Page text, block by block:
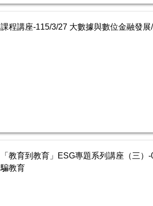
課程講座-115/3/27 大數據與數位金融發展
「教育到教育」ESG專題系列講座（三）
騙教育